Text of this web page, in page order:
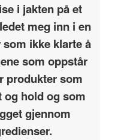
i jakten på et
meg inn i en
ikke klarte å
som oppstår
produkter som
og hold og som
gjennom